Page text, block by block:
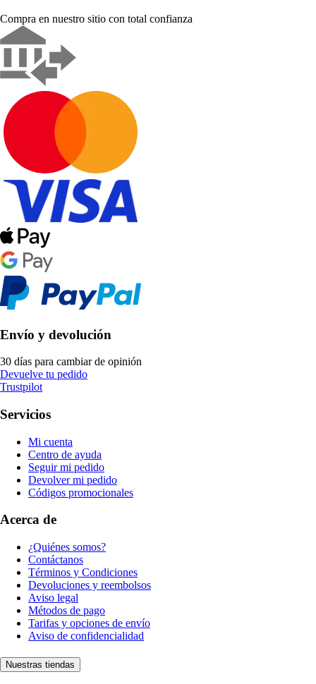
Compra en nuestro sitio con total confianza
Envío y devolución
30 días para cambiar de opinión
Devuelve tu pedido
Trustpilot
Servicios
Mi cuenta
Centro de ayuda
Seguir mi pedido
Devolver mi pedido
Códigos promocionales
Acerca de
¿Quiénes somos?
Contáctanos
Términos y Condiciones
Devoluciones y reembolsos
Aviso legal
Métodos de pago
Tarifas y opciones de envío
Aviso de confidencialidad
Nuestras tiendas